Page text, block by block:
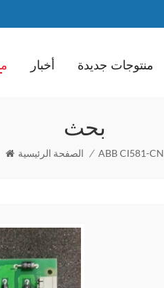
أخبار منتوجات جديدة
بحث
الصفحة الرئيسية / ABB CI581-CN